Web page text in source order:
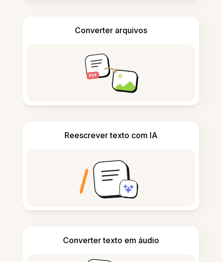
Converter arquivos
Reescrever texto com IA
Converter texto em áudio